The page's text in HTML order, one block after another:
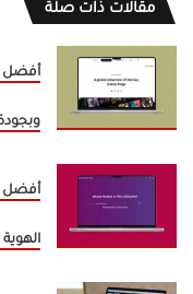
مقالات ذات صلة
أفضل
أفضل